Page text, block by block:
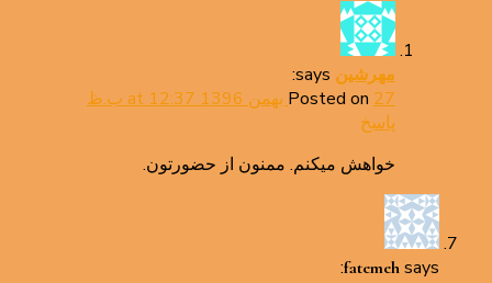
مهرشین says:
Posted on 27 بهمن 1396 at 12:37 ب.ظ
پاسخ
خواهش میکنم. ممنون از حضورتون.
fatemeh says: